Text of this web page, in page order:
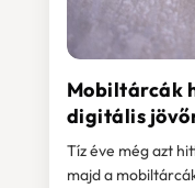
Mobiltárcák
digitális
Tíz éve még azt
majd a